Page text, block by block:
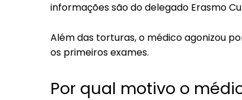
informações são do delegado Erasmo
Além das torturas, o médico agonizou
os primeiros exames.
Por qual motivo o